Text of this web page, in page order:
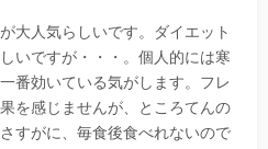
大人気らしいです。ダイエット
いですが・・・。個人的には寒
番効いている気がします。フレ
を感じませんが、ところてんの
すがに、毎食後食べれないので